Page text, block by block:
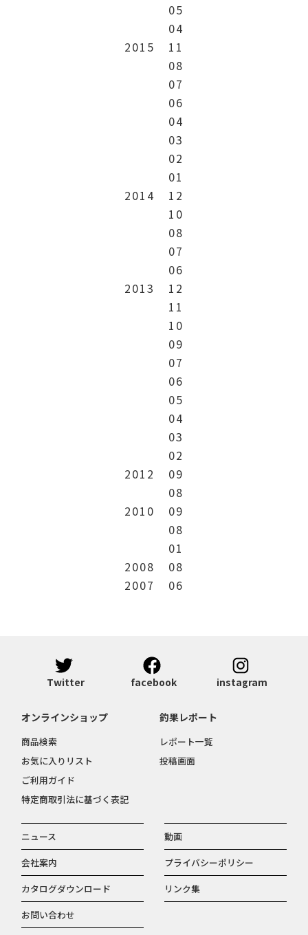
05
04
2015
11
08
07
06
04
03
02
01
2014
12
10
08
07
06
2013
12
11
10
09
07
06
05
04
03
02
2012
09
08
2010
09
08
01
2008
08
2007
06
Twitter facebook instagram
ニュース
動画
会社案内
プライバシーポリシー
カタログダウンロード
リンク集
お問い合わせ
オンラインショップ
商品検索
お気に入りリスト
ご利用ガイド
特定商取引法に基づく表記
釣果レポート
レポート一覧
投稿画面